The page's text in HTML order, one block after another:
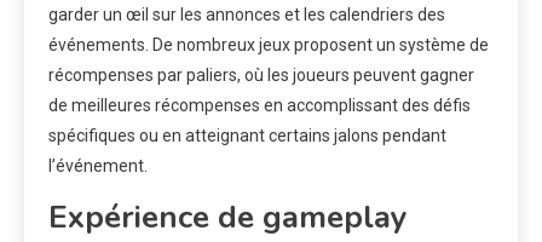
garder un œil sur les annonces et les calendriers des
événements. De nombreux jeux proposent un système de
récompenses par paliers, où les joueurs peuvent gagner
de meilleures récompenses en accomplissant des défis
spécifiques ou en atteignant certains jalons pendant
l’événement.
Expérience de gameplay